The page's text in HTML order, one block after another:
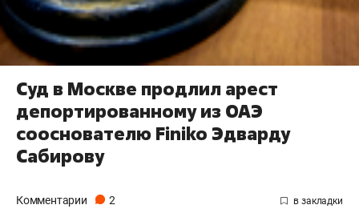
Суд в Москве продлил арест
депортированному из ОАЭ
сооснователю Finiko Эдварду
Сабирову
Комментарии 2